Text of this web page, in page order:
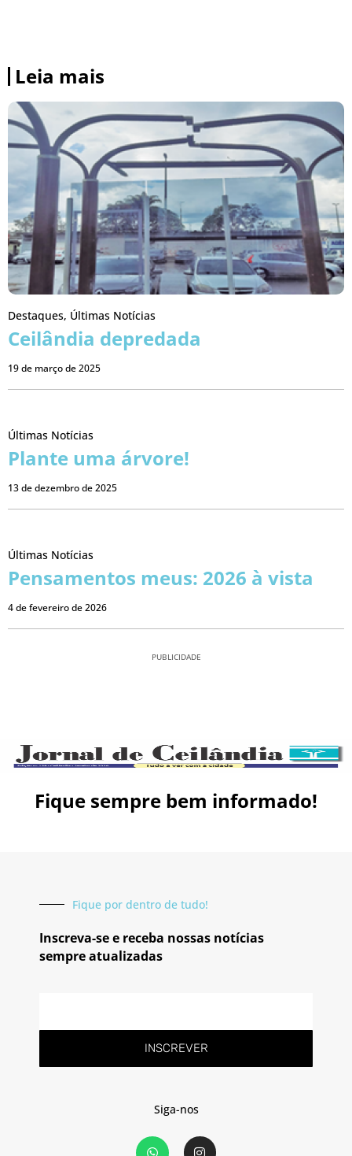
Leia mais
Destaques, Últimas Notícias
Ceilândia depredada
19 de março de 2025
Últimas Notícias
Plante uma árvore!
13 de dezembro de 2025
Últimas Notícias
Pensamentos meus: 2026 à vista
4 de fevereiro de 2026
PUBLICIDADE
Fique sempre bem informado!
Fique por dentro de tudo!
Inscreva-se e receba nossas notícias
sempre atualizadas
INSCREVER
Siga-nos
W
I